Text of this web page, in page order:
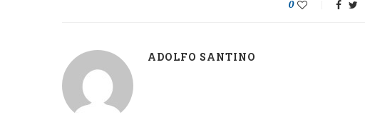
0
ADOLFO SANTINO